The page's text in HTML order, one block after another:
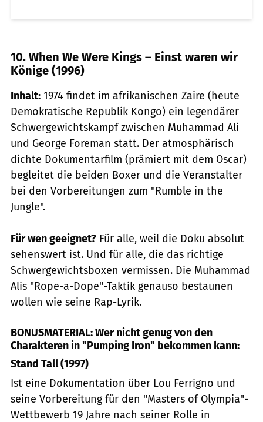
10. When We Were Kings – Einst waren wir
Könige (1996)
Inhalt: 1974 findet im afrikanischen Zaire (heute
Demokratische Republik Kongo) ein legendärer
Schwergewichtskampf zwischen Muhammad Ali
und George Foreman statt. Der atmosphärisch
dichte Dokumentarfilm (prämiert mit dem Oscar)
begleitet die beiden Boxer und die Veranstalter
bei den Vorbereitungen zum "Rumble in the
Jungle".
Für wen geeignet? Für alle, weil die Doku absolut
sehenswert ist. Und für alle, die das richtige
Schwergewichtsboxen vermissen. Die Muhammad
Alis "Rope-a-Dope"-Taktik genauso bestaunen
wollen wie seine Rap-Lyrik.
BONUSMATERIAL: Wer nicht genug von den
Charakteren in "Pumping Iron" bekommen kann:
Stand Tall (1997)
Ist eine Dokumentation über Lou Ferrigno und
seine Vorbereitung für den "Masters of Olympia"-
Wettbewerb 19 Jahre nach seiner Rolle in